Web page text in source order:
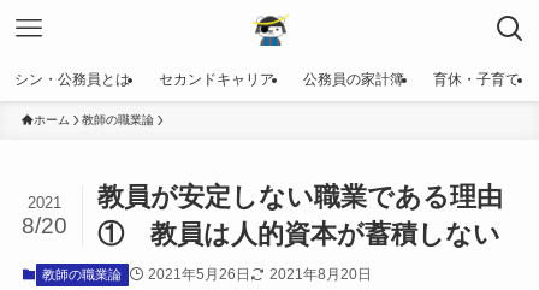
シン・公務員とは セカンドキャリア 公務員の家計簿 育休・子育て
ホーム 教師の職業論
教員が安定しない職業である理由
① 教員は人的資本が蓄積しない
2021
8/20
教師の職業論 2021年5月26日 2021年8月20日